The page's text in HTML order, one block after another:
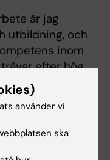
är jag
utbildning, och
inom
efter hög
bidra till både
inom
använder vi
ska